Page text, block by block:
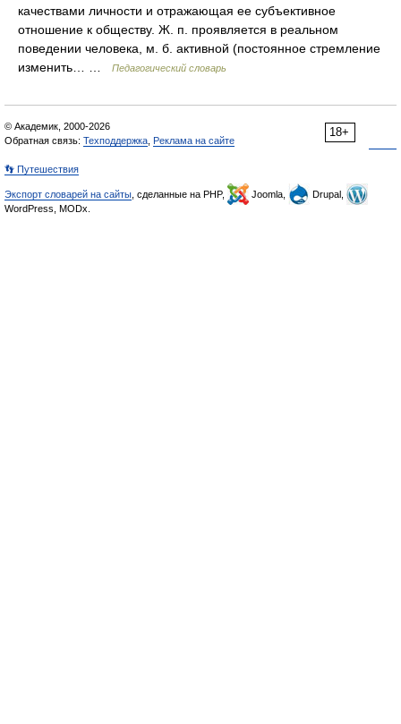
качествами личности и отражающая ее субъективное
отношение к обществу. Ж. п. проявляется в реальном
поведении человека, м. б. активной (постоянное стремление
изменить… …
Педагогический словарь
18+
© Академик, 2000-2026
Обратная связь: Техподдержка Реклама на сайте
👣 Путешествия
Экспорт словарей на сайты , сделанные на PHP, Joomla,
Drupal,
WordPress, MODx.